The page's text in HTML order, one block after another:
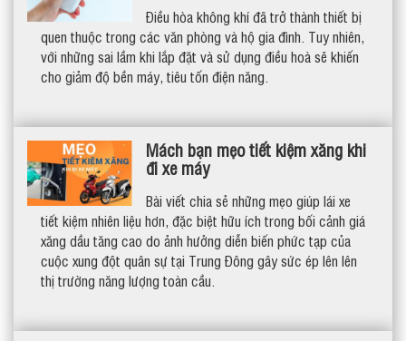
Điều hòa không khí đã trở thành thiết bị
quen thuộc trong các văn phòng và hộ gia đình. Tuy nhiên,
với những sai lầm khi lắp đặt và sử dụng điều hoà sẽ khiến
cho giảm độ bền máy, tiêu tốn điện năng.
Mách bạn mẹo tiết kiệm xăng khi
đi xe máy
Bài viết chia sẻ những mẹo giúp lái xe
tiết kiệm nhiên liệu hơn, đặc biệt hữu ích trong bối cảnh giá
xăng dầu tăng cao do ảnh hưởng diễn biến phức tạp của
cuộc xung đột quân sự tại Trung Đông gây sức ép lên lên
thị trường năng lượng toàn cầu.